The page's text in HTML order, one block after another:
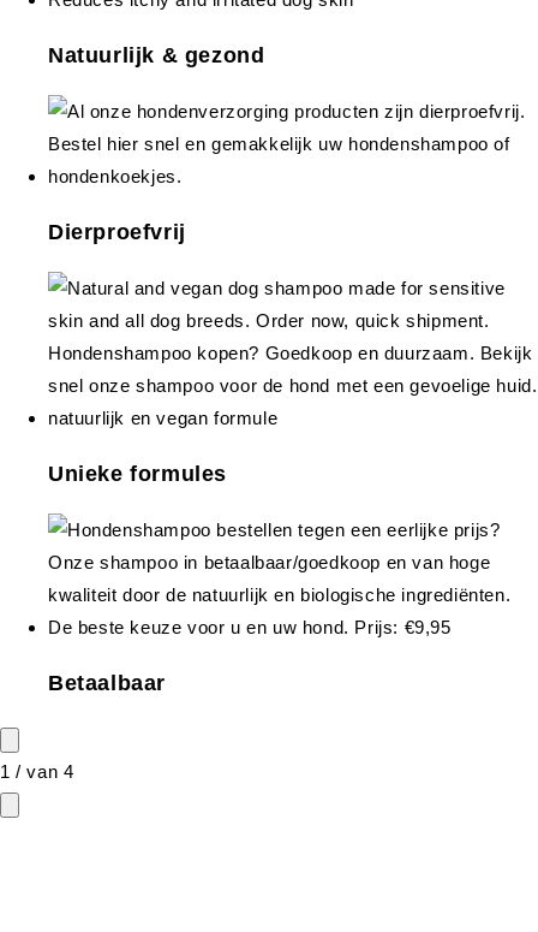
Natuurlijk & gezond
Dierproefvrij
Unieke formules
Betaalbaar
1 /van 4